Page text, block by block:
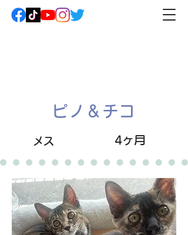
ピノ＆チコ
メス 4ヶ月